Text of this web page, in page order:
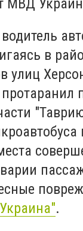
МВД
в
улиц
протаранил
.